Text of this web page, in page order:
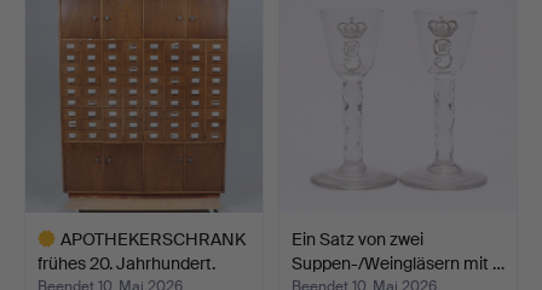
APOTHEKERSCHRANK
frühes 20. Jahrhundert.
Beendet 10. Mai 2026
Ein Satz von zwei
Suppen-/Weingläsern mit …
Beendet 10. Mai 2026